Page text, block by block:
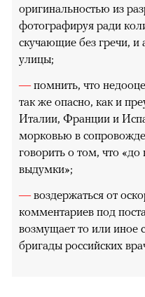
оригинальностью из
фотографируя ради
скучающие без гречи, и
улицы;
— помнить, что
так же опасно, как и
Италии, Франции и
морковью в
говорить о том, что «до
выдумки»;
— воздержаться от
комментариев под
возмущает то или иное
бригады российских